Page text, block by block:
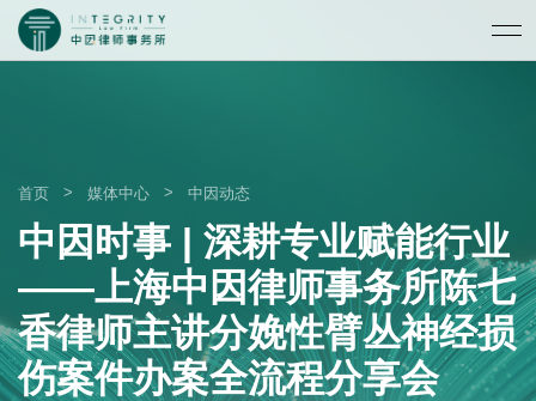
首页 > 媒体中心 > 中因动态
中因时事 | 深耕专业赋能行业
——上海中因律师事务所陈七
香律师主讲分娩性臂丛神经损
伤案件办案全流程分享会